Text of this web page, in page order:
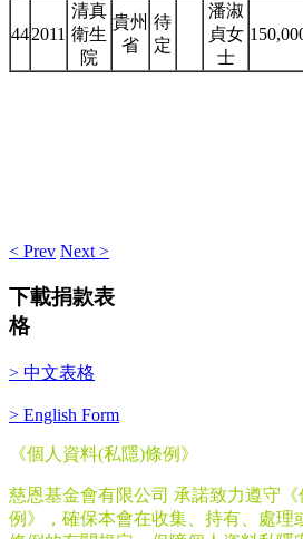
442011
清真
衛生
院
貴州
省
待
定
潘淑
貞女
士
< Prev Next >
下載捐款表
格
> 中文表格
> English Form
《個人資料(私隱)條例》
慈恩基金會有限公司 承諾致力遵守
例》，確保本會在收集、持有、處理